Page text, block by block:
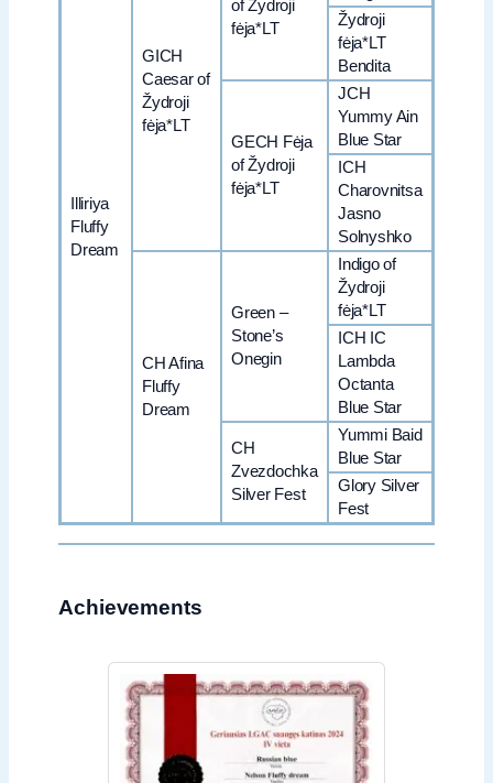
Illiriya
Fluffy
Dream
GICH
Caesar of
Žydroji
fėja*LT
of Žydroji
fėja*LT
Žydroji
fėja*LT
Bendita
GECH Fėja
of Žydroji
fėja*LT
JCH
Yummy Ain
Blue Star
ICH
Charovnitsa
Jasno
Solnyshko
CH Afina
Fluffy
Dream
Green –
Stone’s
Onegin
Indigo of
Žydroji
fėja*LT
ICH IC
Lambda
Octanta
Blue Star
CH
Zvezdochka
Silver Fest
Yummi Baid
Blue Star
Glory Silver
Fest
Achievements